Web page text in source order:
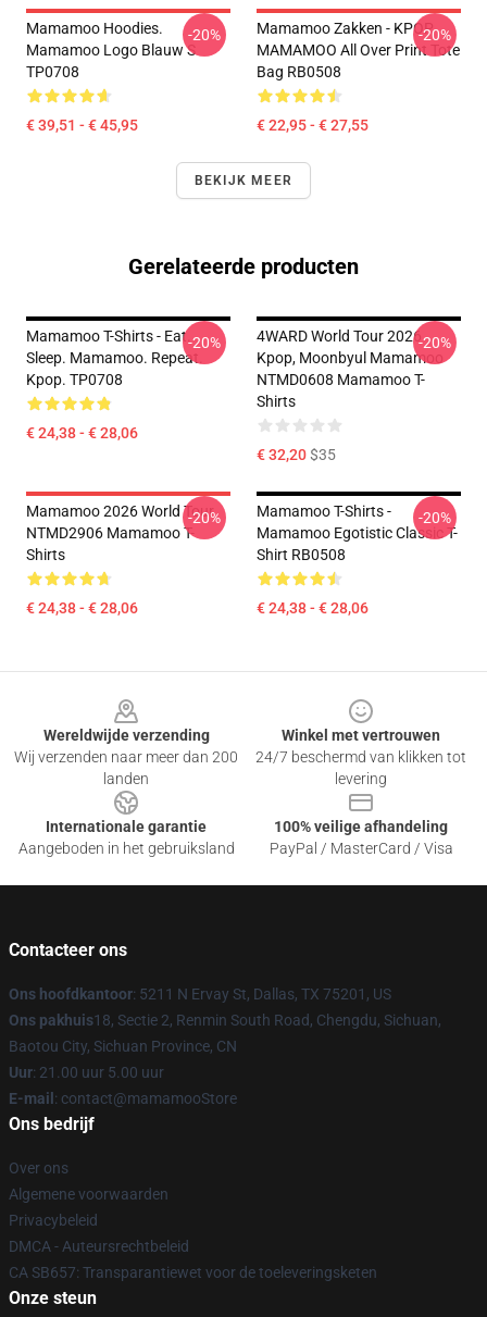
Mamamoo Hoodies.
Mamamoo Logo Blauw S
TP0708
€ 39,51 - € 45,95
-20%
Mamamoo Zakken - KPOP
MAMAMOO All Over Print Tote
Bag RB0508
€ 22,95 - € 27,55
-20%
BEKIJK MEER
Gerelateerde producten
Mamamoo T-Shirts - Eat.
Sleep. Mamamoo. Repeat.
Kpop. TP0708
€ 24,38 - € 28,06
-20%
4WARD World Tour 2026
Kpop, Moonbyul Mamamoo
NTMD0608 Mamamoo T-
Shirts
€ 32,20$35
-20%
Mamamoo 2026 World Tour
NTMD2906 Mamamoo T-
Shirts
€ 24,38 - € 28,06
-20%
Mamamoo T-Shirts -
Mamamoo Egotistic Classic T-
Shirt RB0508
€ 24,38 - € 28,06
-20%
Wereldwijde verzending
Wij verzenden naar meer dan 200
landen
Winkel met vertrouwen
24/7 beschermd van klikken tot
levering
Internationale garantie
Aangeboden in het gebruiksland
100% veilige afhandeling
PayPal / MasterCard / Visa
Contacteer ons
Ons hoofdkantoor: 5211 N Ervay St, Dallas, TX 75201, US
Ons pakhuis18, Sectie 2, Renmin South Road, Chengdu, Sichuan,
Baotou City, Sichuan Province, CN
Uur: 21.00 uur 5.00 uur
E-mail : contact@mamamooStore
Ons bedrijf
Over ons
Algemene voorwaarden
Privacybeleid
DMCA - Auteursrechtbeleid
CA SB657: Transparantiewet voor de toeleveringsketen
Onze steun